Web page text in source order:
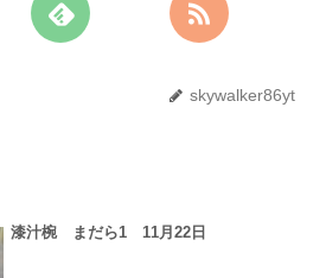
skywalker86yt
漆汁椀 まだら1 11月22日